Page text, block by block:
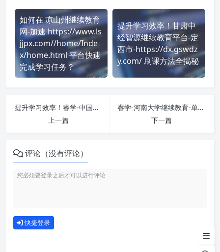
如何在 凉山州继续教育
网-加速 https://www.ls
jjpx.com//home/Inde
x/home.html 平台快速
完成学习任务？
提升学习效率！甘肃中
经智源继续教育平台-定
西市-https://dx.gswdz
y.com/ 刷课方法全揭秘
提升学习效率！睿学-中国石油大学(华东)-单考试 刷课方法全揭秘
上一篇
睿学-河南大学继续教育-单视频 刷课也能轻松过！简单技巧大公开
下一篇
评论（没有评论）
快捷登录